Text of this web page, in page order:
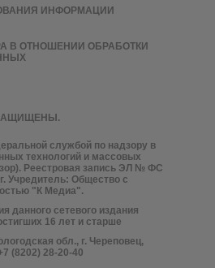
ЗАЩИЩЕНЫ.
службой по надзору в
технологий и массовых
Реестровая запись ЭЛ № ФС
Учредитель: Общество с
"К Медиа".
данного сетевого издания
16 лет и старше
обл., г. Череповец,
(8202) 28-20-40
ИНФОРМАЦИИ
В ОТНОШЕНИИ ОБРАБОТКИ